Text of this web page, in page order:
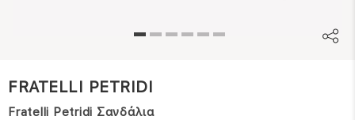
FRATELLI PETRIDI
Fratelli Petridi Σανδάλια